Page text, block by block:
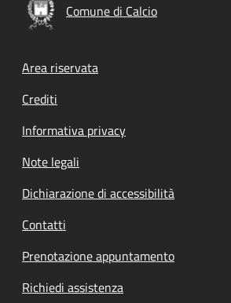
Comune di Calcio
Footer menu
Area riservata
Crediti
Informativa privacy
Note legali
Dichiarazione di accessibilità
Contatti
Prenotazione appuntamento
Richiedi assistenza